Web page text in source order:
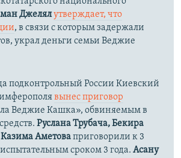
Джелялутверждает, что
, в связи с которым задержали
украл деньги семьи Веджие
подконтрольный России Киевский
вынес приговор
Веджие Кашка», обвиняемым в
Руслана Трубача, Бекира
Казима Аметоваприговорили к 3
сроком 3 года. Асану